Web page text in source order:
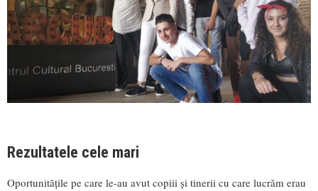
Rezultatele cele mari
Oportunitățile pe care le-au avut copiii și tinerii cu care lucrăm erau